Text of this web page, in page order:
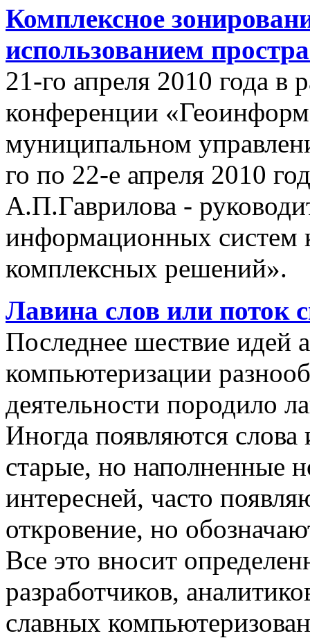
Комплексное
использованием
21-го апреля 2010 года в
конференции
муниципальном
го по 22-е апреля 2010
А.П.Гаврилова -
информационных систем
комплексных решений».
Лавина слов или поток
Последнее шествие идей
компьютеризации
деятельности породило
Иногда появляются
старые, но наполненные
интересней, часто
откровение, но
Все это вносит
разработчиков,
славных